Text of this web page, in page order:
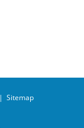
Sitemap